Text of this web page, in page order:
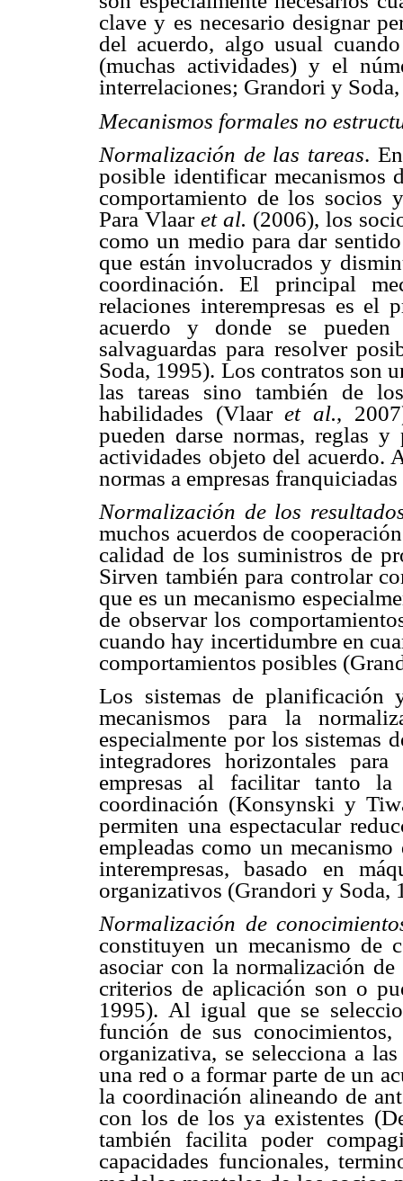
clave y es necesario designar
del acuerdo, algo usual
(muchas actividades) y el
interrelaciones; Grandori y
Mecanismos formales no
Normalización de las tareas.
posible identificar mecanismos
comportamiento de los socios
Para Vlaar et al. (2006), los
como un medio para dar
que están involucrados y
coordinación. El principal
relaciones interempresas es el
acuerdo y donde se pueden
salvaguardas para resolver
Soda, 1995). Los contratos son
las tareas sino también de
habilidades (Vlaaret al.,
pueden darse normas, reglas
actividades objeto del acuerdo.
normas a empresas
Normalización de los
muchos acuerdos de
calidad de los suministros de
Sirven también para controlar
que es un mecanismo
de observar los
cuando hay incertidumbre en
comportamientos posibles
Los sistemas de planificación
mecanismos para la
especialmente por los sistemas
integradores horizontales
empresas al facilitar tanto
coordinación (Konsynski y
permiten una espectacular
empleadas como un
interempresas, basado en
organizativos (Grandori y Soda,
Normalización de
constituyen un mecanismo de
asociar con la normalización
criterios de aplicación son o
1995). Al igual que se
función de sus
organizativa, se selecciona a
una red o a formar parte de un
la coordinación alineando de
con los de los ya existentes
también facilita poder
capacidades funcionales,